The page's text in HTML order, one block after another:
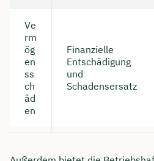
Ve
rm
ög
en
ss
ch
äd
en
Finanzielle
Entschädigung
und
Schadensersatz
Jetzt persönliches